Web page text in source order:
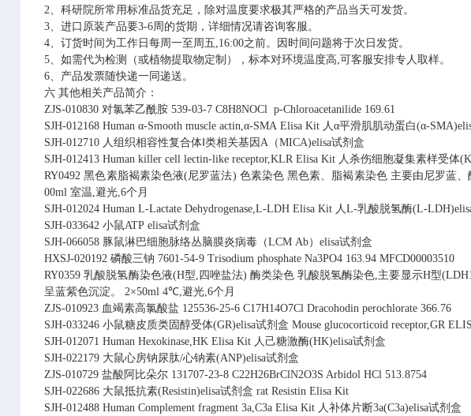
2、科研院所常用标准品货充足，除对温度要求极其严格的产品当天可发货。
3、进口原装产品要3-6周的货期，详细情况请咨询客服。
4、订货时间为工作日每周一至周五,16:00之前。因时间问题将于次日发货。
5、如需代为检测（或植物提取物定制），标本对环境温度高,可客服安排专人取样。
6、产品发票随快递一同递送。
六 其他相关产品简介：
ZJS-010830 对氯苯乙酰胺 539-03-7 C8H8NOCl p-Chloroacetanilide 169.61
SJH-012168 Human α-Smooth muscle actin,α-SMA Elisa Kit 人α平滑肌肌动蛋白(α-
SJH-012710 人组织相容性复合体Ⅰ类相关基因A（MICA)elisa试剂盒
SJH-012413 Human killer cell lectin-like receptor,KLR Elisa Kit 人杀伤细胞凝集素样受体
RY0492 黑色素脂褐素染色液(尼罗蓝法) 色素染色 黑色素、脂褐素染色 主要由尼罗蓝
00ml 室温,避光,6个月
SJH-012024 Human L-Lactate Dehydrogenase,L-LDH Elisa Kit 人L-乳酸脱氢酶(L-
SJH-033642 小鼠ATP elisa试剂盒
SJH-066058 豚鼠淋巴细胞脉络丛脑膜炎病毒（LCM Ab）elisa试剂盒
HXSJ-020192 磷酸三钠 7601-54-9 Trisodium phosphate Na3PO4 163.94 MFCD00003510
RY0359 乳酸脱氢酶染色液(H型,四唑盐法) 酶类染色 乳酸脱氢酶染色,主要显示H型
呈蓝紫色沉淀。 2×50ml 4℃,避光,6个月
ZJS-010923 血竭素高氯酸盐 125536-25-6 C17H14O7Cl Dracohodin perochlorate 366.76
SJH-033246 小鼠糖皮质类固醇受体(GR)elisa试剂盒 Mouse glucocorticoid receptor,GR
SJH-012071 Human Hexokinase,HK Elisa Kit 人己糖激酶(HK)elisa试剂盒
SJH-022179 大鼠心房钠尿肽/心钠素(ANP)elisa试剂盒
ZJS-010729 盐酸阿比朵尔 131707-23-8 C22H26BrClN2O3S Arbidol HCl 513.8754
SJH-022686 大鼠抵抗素(Resistin)elisa试剂盒 rat Resistin Elisa Kit
SJH-012488 Human Complement fragment 3a,C3a Elisa Kit 人补体片断3a(C3a)elisa试剂盒